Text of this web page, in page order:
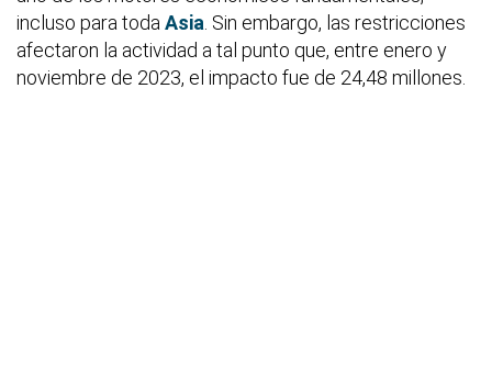
incluso para toda Asia . Sin embargo, las restricciones
afectaron la actividad a tal punto que, entre enero y
noviembre de 2023, el impacto fue de 24,48 millones.